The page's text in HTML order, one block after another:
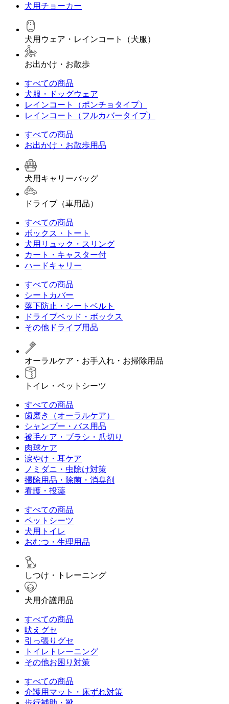
犬用チョーカー
犬用ウェア・レインコート（犬服）
お出かけ・お散歩
すべての商品
犬服・ドッグウェア
レインコート（ポンチョタイプ）
レインコート（フルカバータイプ）
すべての商品
お出かけ・お散歩用品
犬用キャリーバッグ
ドライブ（車用品）
すべての商品
ボックス・トート
犬用リュック・スリング
カート・キャスター付
ハードキャリー
すべての商品
シートカバー
落下防止・シートベルト
ドライブベッド・ボックス
その他ドライブ用品
オーラルケア・お手入れ・お掃除用品
トイレ・ペットシーツ
すべての商品
歯磨き（オーラルケア）
シャンプー・バス用品
被毛ケア・ブラシ・爪切り
肉球ケア
涙やけ・耳ケア
ノミダニ・虫除け対策
掃除用品・除菌・消臭剤
看護・投薬
すべての商品
ペットシーツ
犬用トイレ
おむつ・生理用品
しつけ・トレーニング
犬用介護用品
すべての商品
吠えグセ
引っ張りグセ
トイレトレーニング
その他お困り対策
すべての商品
介護用マット・床ずれ対策